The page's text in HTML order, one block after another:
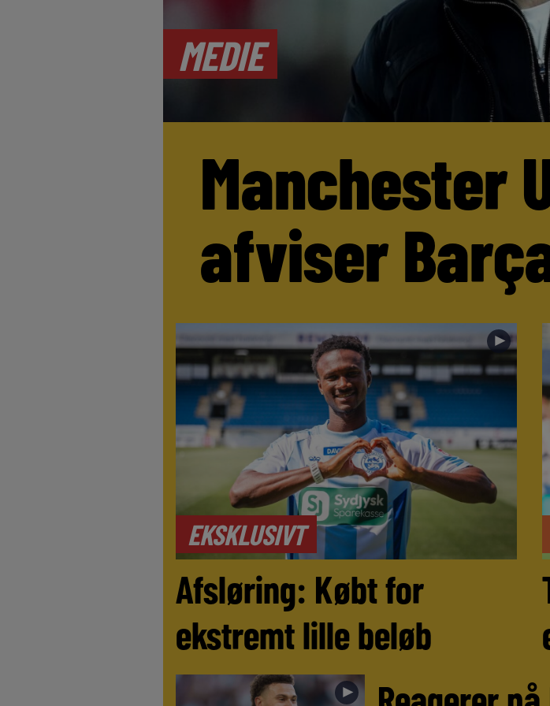
MEDIE
Manchester
afviser
EKSKLUSIVT
►
Afsløring: Købt for
ekstremt lille beløb
►